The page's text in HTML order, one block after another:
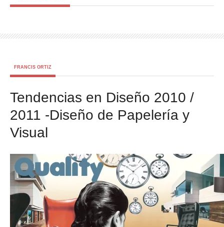
FRANCIS ORTIZ
Tendencias en Diseño 2010 /
2011 -Diseño de Papelería y
Visual